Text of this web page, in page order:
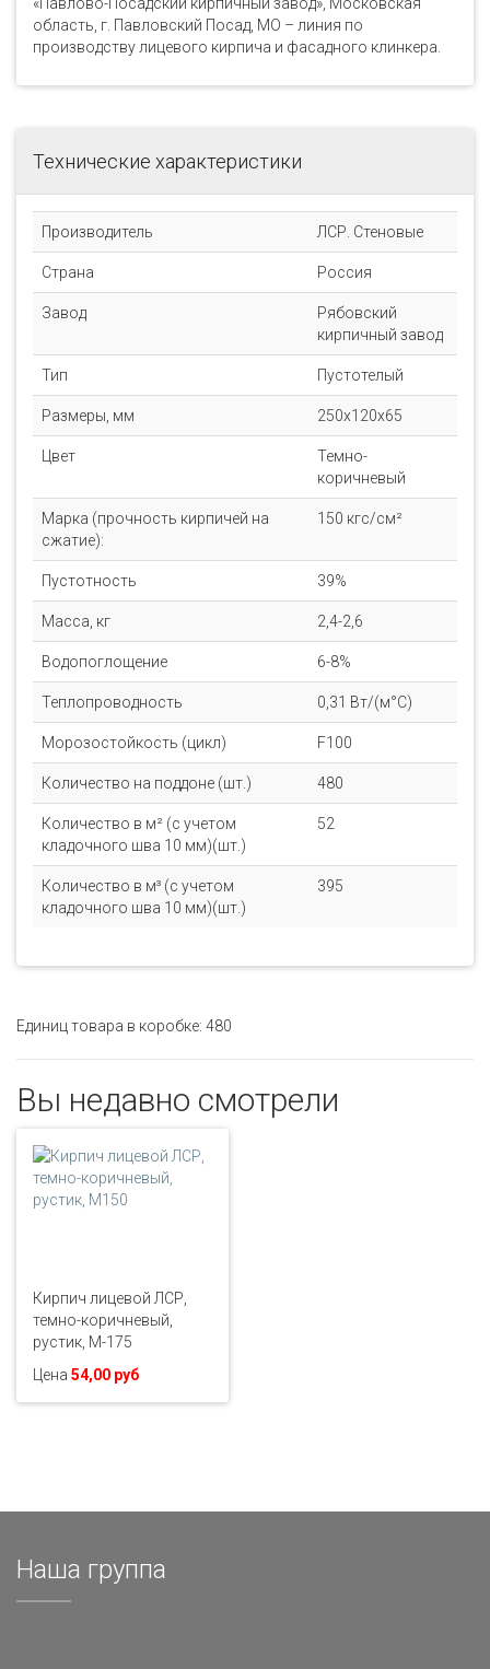
область, г. Павловский Посад, МО – линия по
производству лицевого кирпича и фасадного клинкера.
Технические характеристики
Производитель ЛСР. Стеновые
Страна Россия
Завод
Рябовский
кирпичный завод
Тип Пустотелый
Размеры, мм 250х120х65
Цвет
Темно-
коричневый
Марка (прочность кирпичей на
сжатие):
150 кгс/см²
Пустотность 39%
Масса, кг 2,4-2,6
Водопоглощение 6-8%
Теплопроводность 0,31 Вт/(м°C)
Морозостойкость (цикл) F100
Количество на поддоне (шт.) 480
Количество в м² (с учетом
кладочного шва 10 мм)(шт.)
52
Количество в м³ (с учетом
кладочного шва 10 мм)(шт.)
395
Единиц товара в коробке: 480
Вы недавно смотрели
Кирпич лицевой ЛСР,
темно-коричневый,
рустик, М-175
Цена 54,00 руб
Наша группа